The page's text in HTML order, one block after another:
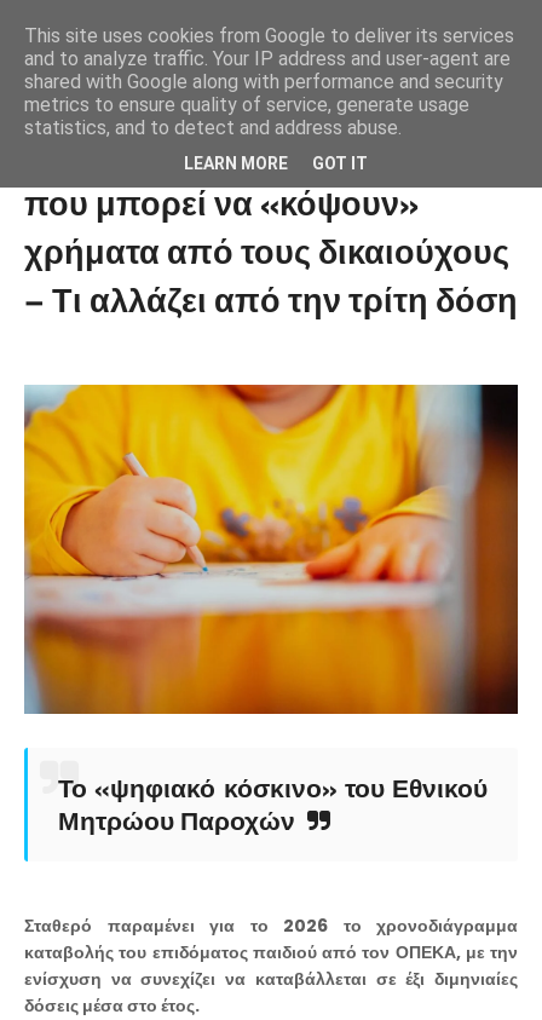
Επίδομα παιδιού: Οι αλλαγές
που μπορεί να «κόψουν»
χρήματα από τους δικαιούχους
– Τι αλλάζει από την τρίτη δόση
Το «ψηφιακό κόσκινο» του Εθνικού
Μητρώου Παροχών
Σταθερό παραμένει για το 2026 το χρονοδιάγραμμα
καταβολής του επιδόματος παιδιού από τον ΟΠΕΚΑ, με την
ενίσχυση να συνεχίζει να καταβάλλεται σε έξι διμηνιαίες
δόσεις μέσα στο έτος.
This site uses cookies from Google to deliver its services
and to analyze traffic. Your IP address and user-agent are
shared with Google along with performance and security
metrics to ensure quality of service, generate usage
statistics, and to detect and address abuse.
LEARN MORE GOT IT